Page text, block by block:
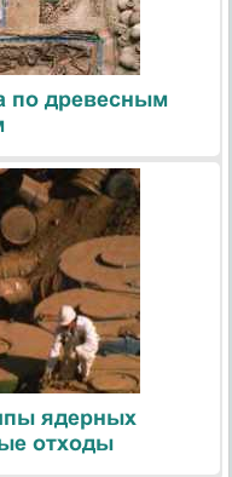
по древесным
ядерных
отходы